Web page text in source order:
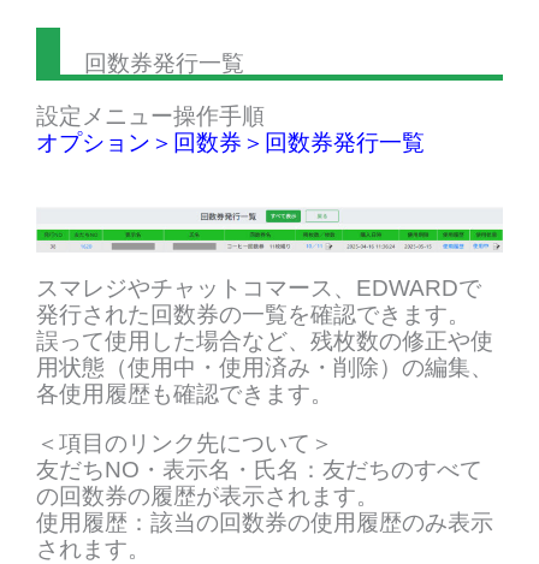
回数券発行一覧
設定メニュー操作手順
オプション＞回数券＞回数券発行一覧
スマレジやチャットコマース、EDWARDで
発行された回数券の一覧を確認できます。
誤って使用した場合など、残枚数の修正や使
用状態（使用中・使用済み・削除）の編集、
各使用履歴も確認できます。
＜項目のリンク先について＞
友だちNO・表示名・氏名：友だちのすべて
の回数券の履歴が表示されます。
使用履歴：該当の回数券の使用履歴のみ表示
されます。